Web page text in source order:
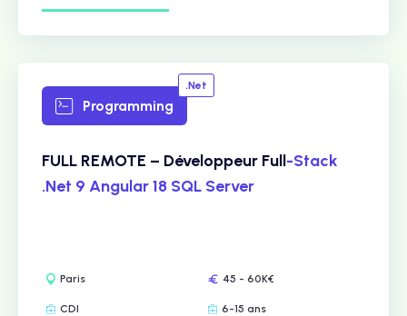
Programming
.Net
FULL REMOTE – Développeur Full-Stack
.Net 9 Angular 18 SQL Server
Paris 45 - 60K€
CDI 6-15 ans